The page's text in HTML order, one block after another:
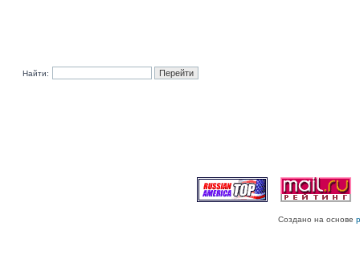
Найти:
Создано на основе